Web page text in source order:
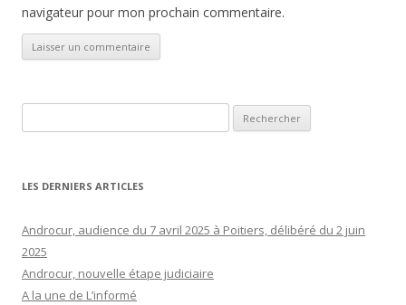
navigateur pour mon prochain commentaire.
LES DERNIERS ARTICLES
Androcur, audience du 7 avril 2025 à Poitiers, délibéré du 2 juin
2025
Androcur, nouvelle étape judiciaire
A la une de L’informé